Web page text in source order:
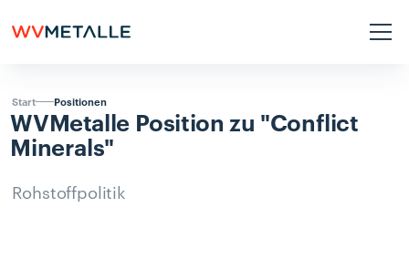
Start Positionen
WVMetalle Position zu "Conflict
Minerals"
Rohstoffpolitik